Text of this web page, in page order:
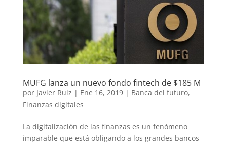
MUFG lanza un nuevo fondo fintech de $185 M
por Javier Ruiz | Ene 16, 2019| Banca del futuro,
Finanzas digitales
La digitalización de las finanzas es un fenómeno
imparable que está obligando a los grandes bancos